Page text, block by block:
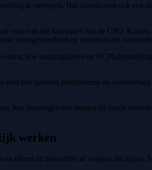
te verhogen. Het introduceert ook een
vaak van het basistarief van de CPO.
winstgevendheid op manieren die
hoe roamingkosten en OCPI-
naar hoe tarieven functioneren als
hoe roamingkosten marges en omzet
werken
rekent de bestuurder af volgens die logica.